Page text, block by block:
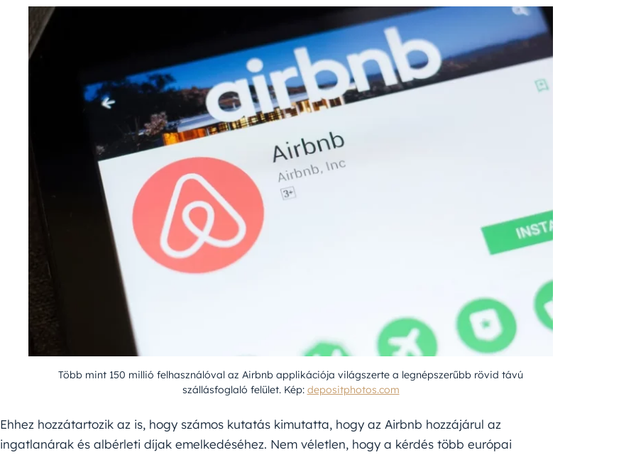
Több mint 150 millió felhasználóval az Airbnb applikációja világszerte a legnépszerűbb rövid távú
szállásfoglaló felület. Kép: depositphotos.com
Ehhez hozzátartozik az is, hogy számos kutatás kimutatta, hogy az Airbnb hozzájárul az
ingatlanárak és albérleti díjak emelkedéséhez. Nem véletlen, hogy a kérdés több európai